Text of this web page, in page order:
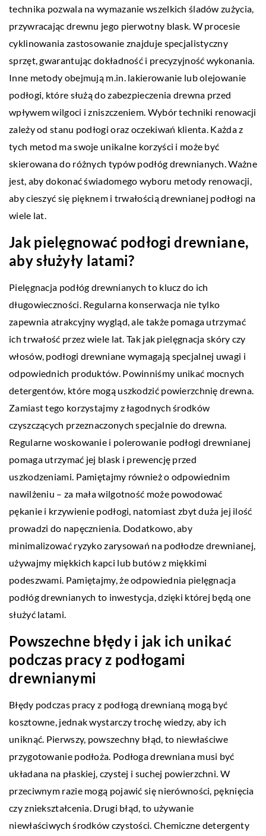
technika pozwala na wymazanie wszelkich śladów zużycia,
przywracając drewnu jego pierwotny blask. W procesie
cyklinowania zastosowanie znajduje specjalistyczny
sprzęt, gwarantując dokładność i precyzyjność wykonania.
Inne metody obejmują m.in. lakierowanie lub olejowanie
podłogi, które służą do zabezpieczenia drewna przed
wpływem wilgoci i zniszczeniem. Wybór techniki renowacji
zależy od stanu podłogi oraz oczekiwań klienta. Każda z
tych metod ma swoje unikalne korzyści i może być
skierowana do różnych typów podłóg drewnianych. Ważne
jest, aby dokonać świadomego wyboru metody renowacji,
aby cieszyć się pięknem i trwałością drewnianej podłogi na
wiele lat.
Jak pielęgnować podłogi drewniane,
aby służyły latami?
Pielęgnacja podłóg drewnianych to klucz do ich
długowieczności. Regularna konserwacja nie tylko
zapewnia atrakcyjny wygląd, ale także pomaga utrzymać
ich trwałość przez wiele lat. Tak jak pielęgnacja skóry czy
włosów, podłogi drewniane wymagają specjalnej uwagi i
odpowiednich produktów. Powinniśmy unikać mocnych
detergentów, które mogą uszkodzić powierzchnię drewna.
Zamiast tego korzystajmy z łagodnych środków
czyszczących przeznaczonych specjalnie do drewna.
Regularne woskowanie i polerowanie podłogi drewnianej
pomaga utrzymać jej blask i prewencję przed
uszkodzeniami. Pamiętajmy również o odpowiednim
nawilżeniu – za mała wilgotność może powodować
pękanie i krzywienie podłogi, natomiast zbyt duża jej ilość
prowadzi do napęcznienia. Dodatkowo, aby
minimalizować ryzyko zarysowań na podłodze drewnianej,
używajmy miękkich kapci lub butów z miękkimi
podeszwami. Pamiętajmy, że odpowiednia pielęgnacja
podłóg drewnianych to inwestycja, dzięki której będą one
służyć latami.
Powszechne błędy i jak ich unikać
podczas pracy z podłogami
drewnianymi
Błędy podczas pracy z podłogą drewnianą mogą być
kosztowne, jednak wystarczy trochę wiedzy, aby ich
uniknąć. Pierwszy, powszechny błąd, to niewłaściwe
przygotowanie podłoża. Podłoga drewniana musi być
układana na płaskiej, czystej i suchej powierzchni. W
przeciwnym razie mogą pojawić się nierówności, pęknięcia
czy zniekształcenia. Drugi błąd, to używanie
niewłaściwych środków czystości. Chemiczne detergenty